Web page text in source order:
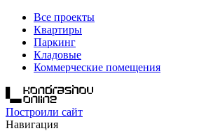
Все проекты
Квартиры
Паркинг
Кладовые
Коммерческие помещения
Построили сайт
Навигация